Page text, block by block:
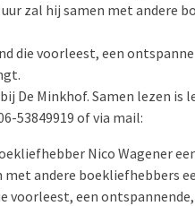
zal hij samen met andere
die voorleest, een
De Minkhof. Samen lezen is
53849919 of via mail:
Nico Wagener
andere boekliefhebbers
voorleest, een